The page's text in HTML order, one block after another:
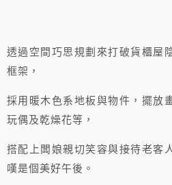
透過空間巧思規劃來打破貨櫃屋
框架，
採用暖木色系地板與物件，擺放
玩偶及乾燥花等，
搭配上闆娘親切笑容與接待老客
嘆是個美好午後。